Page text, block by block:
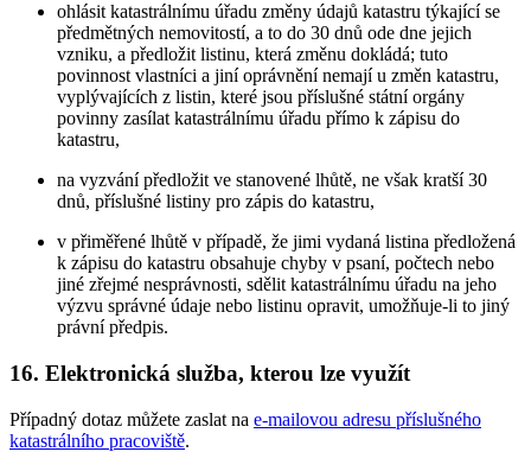
ohlásit katastrálnímu úřadu změny údajů katastru týkající se
předmětných nemovitostí, a to do 30 dnů ode dne jejich
vzniku, a předložit listinu, která změnu dokládá; tuto
povinnost vlastníci a jiní oprávnění nemají u změn katastru,
vyplývajících z listin, které jsou příslušné státní orgány
povinny zasílat katastrálnímu úřadu přímo k zápisu do
katastru,
na vyzvání předložit ve stanovené lhůtě, ne však kratší 30
dnů, příslušné listiny pro zápis do katastru,
v přiměřené lhůtě v případě, že jimi vydaná listina předložená
k zápisu do katastru obsahuje chyby v psaní, počtech nebo
jiné zřejmé nesprávnosti, sdělit katastrálnímu úřadu na jeho
výzvu správné údaje nebo listinu opravit, umožňuje-li to jiný
právní předpis.
16. Elektronická služba, kterou lze využít
Případný dotaz můžete zaslat na e-mailovou adresu příslušného
katastrálního pracoviště.